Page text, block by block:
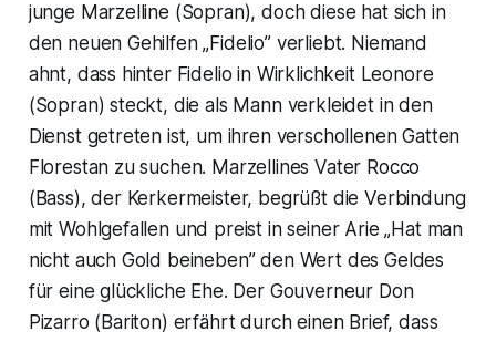
junge Marzelline (Sopran), doch diese hat sich in
den neuen Gehilfen „Fidelio” verliebt. Niemand
ahnt, dass hinter Fidelio in Wirklichkeit Leonore
(Sopran) steckt, die als Mann verkleidet in den
Dienst getreten ist, um ihren verschollenen Gatten
Florestan zu suchen. Marzellines Vater Rocco
(Bass), der Kerkermeister, begrüßt die Verbindung
mit Wohlgefallen und preist in seiner Arie „Hat man
nicht auch Gold beineben” den Wert des Geldes
für eine glückliche Ehe. Der Gouverneur Don
Pizarro (Bariton) erfährt durch einen Brief, dass